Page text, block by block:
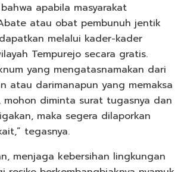
apabila masyarakat
atau obat pembunuh jentik
melalui kader-kader
Tempurejo secara gratis.
yang mengatasnamakan dari
atau darimanapun yang memaksa
mohon diminta surat tugasnya dan
maka segera dilaporkan
tegasnya.
menjaga kebersihan lingkungan